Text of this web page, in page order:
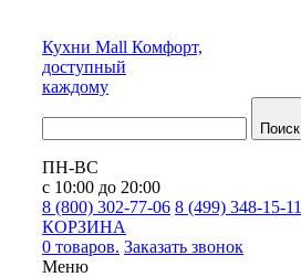
Кухни Mall Комфорт,
доступный
каждому
Поиск
ПН-ВС
с 10:00 до 20:00
8 (800) 302-77-06 8 (499) 348-15-11
КОРЗИНА
0 товаров. Заказать звонок
Меню